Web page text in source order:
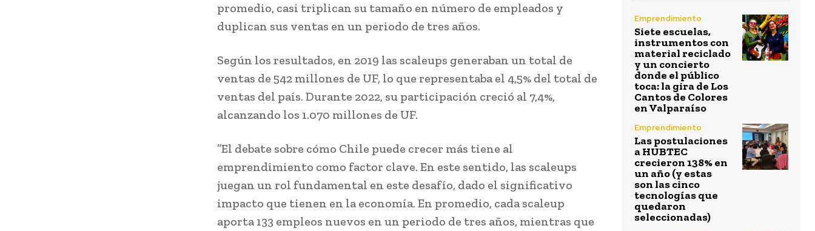
promedio, casi triplican su tamaño en número de empleados y
duplican sus ventas en un periodo de tres años.
Según los resultados, en 2019 las scaleups generaban un total de
ventas de 542 millones de UF, lo que representaba el 4,5% del total de
ventas del país. Durante 2022, su participación creció al 7,4%,
alcanzando los 1.070 millones de UF.
”El debate sobre cómo Chile puede crecer más tiene al
emprendimiento como factor clave. En este sentido, las scaleups
juegan un rol fundamental en este desafío, dado el significativo
impacto que tienen en la economía. En promedio, cada scaleup
aporta 133 empleos nuevos en un periodo de tres años, mientras que
Emprendimiento
Siete escuelas,
instrumentos con
material reciclado
y un concierto
donde el público
toca: la gira de Los
Cantos de Colores
en Valparaíso
Emprendimiento
Las postulaciones
a HUBTEC
crecieron 138% en
un año (y estas
son las cinco
tecnologías que
quedaron
seleccionadas)